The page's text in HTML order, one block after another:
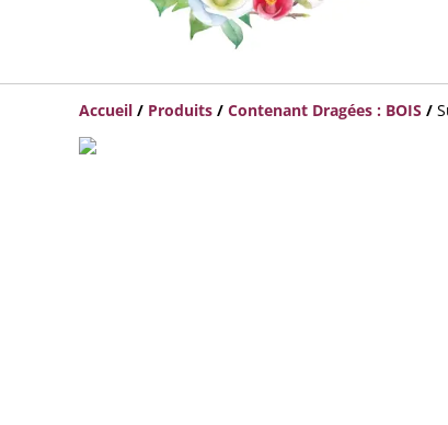
Accueil / Produits / Contenant Dragées : BOIS /